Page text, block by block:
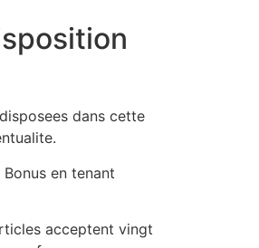
dans cette
en tenant
acceptent vingt